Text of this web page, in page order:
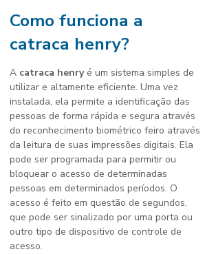
Como funciona a
catraca henry?
A catraca henryé um sistema simples de
utilizar e altamente eficiente. Uma vez
instalada, ela permite a identificação das
pessoas de forma rápida e segura através
do reconhecimento biométrico feiro através
da leitura de suas impressões digitais. Ela
pode ser programada para permitir ou
bloquear o acesso de determinadas
pessoas em determinados períodos. O
acesso é feito em questão de segundos,
que pode ser sinalizado por uma porta ou
outro tipo de dispositivo de controle de
acesso.